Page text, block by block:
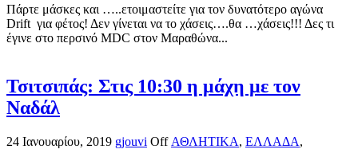
Πάρτε μάσκες και …..ετοιμαστείτε για τον δυνατότερο αγώνα
Drift για φέτος! Δεν γίνεται να το χάσεις….θα …χάσεις!!! Δες τι
έγινε στο περσινό MDC στον Μαραθώνα...
Τσιτσιπάς: Στις 10:30 η μάχη με τον
Ναδάλ
24 Ιανουαρίου, 2019 gjouvi Off ΑΘΛΗΤΙΚΑ, ΕΛΛΑΔΑ,